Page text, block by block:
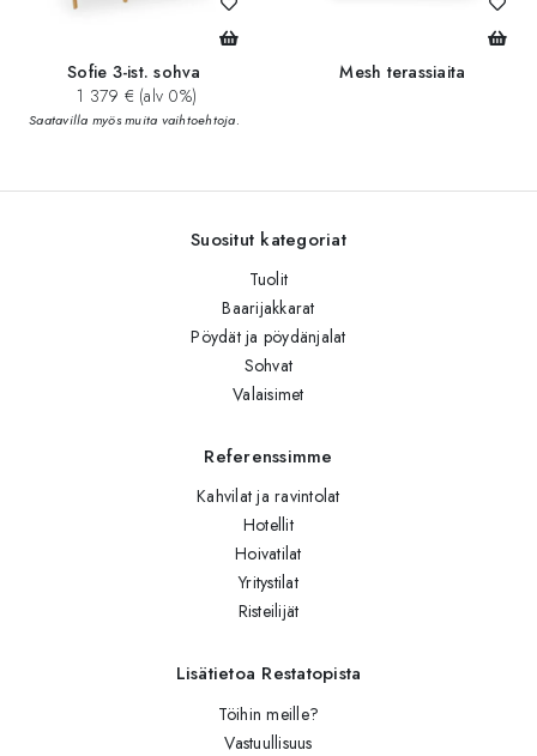
Sofie 3-ist. sohva
1 379 € (alv 0%)
Saatavilla myös muita vaihtoehtoja.
Mesh terassiaita
Suositut kategoriat
Tuolit
Baarijakkarat
Pöydät ja pöydänjalat
Sohvat
Valaisimet
Referenssimme
Kahvilat ja ravintolat
Hotellit
Hoivatilat
Yritystilat
Risteilijät
Lisätietoa Restatopista
Töihin meille?
Vastuullisuus